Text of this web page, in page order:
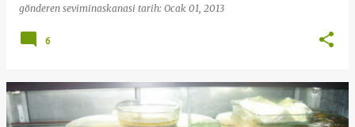
gönderen seviminaskanasi tarih: Ocak 01, 2013
6